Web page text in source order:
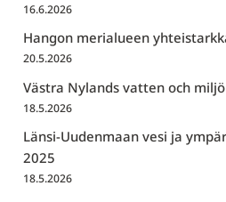
16.6.2026
Hangon merialueen
20.5.2026
Västra Nylands vatten och
18.5.2026
Länsi-Uudenmaan vesi ja
2025
18.5.2026